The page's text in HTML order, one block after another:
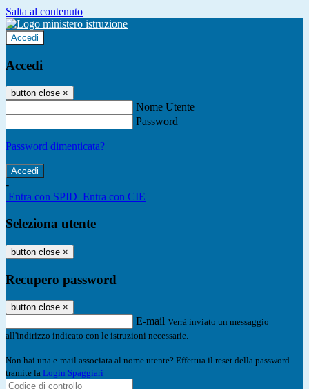
Salta al contenuto
Accedi
Accedi
button close ×
Nome Utente
Password
Password dimenticata?
-
Entra con SPID Entra con CIE
Seleziona utente
button close ×
Recupero password
button close ×
E-mail Verrà inviato un messaggio
all'indirizzo indicato con le istruzioni necessarie.
Non hai una e-mail associata al nome utente? Effettua il reset della password
tramite la Login Spaggiari